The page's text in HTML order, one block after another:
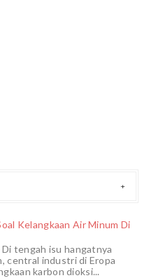
Kelangkaan Air Minum Di
tengah isu hangatnya
central industri di Eropa
karbon dioksi...